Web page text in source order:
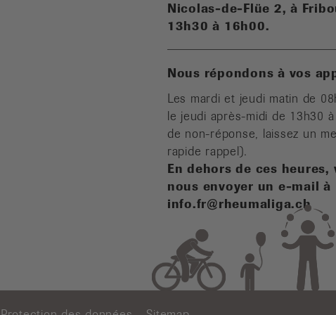
Nicolas-de-Flüe 2, à
13h30 à 16h00.
Nous répondons à vos
Les mardi et jeudi matin de
le jeudi après-midi de 13h30
de non-réponse, laissez un
rapide rappel).
En dehors de ces heures,
nous envoyer un e-mail à
info.fr@rheumaliga.ch